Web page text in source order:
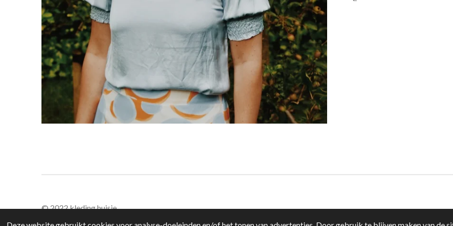
© 2022 kleding huisje